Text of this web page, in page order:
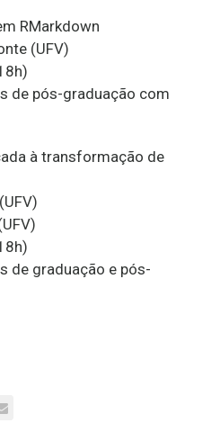
RMarkdown
(UFV)
de pós-graduação com
à transformação de
de graduação e pós-